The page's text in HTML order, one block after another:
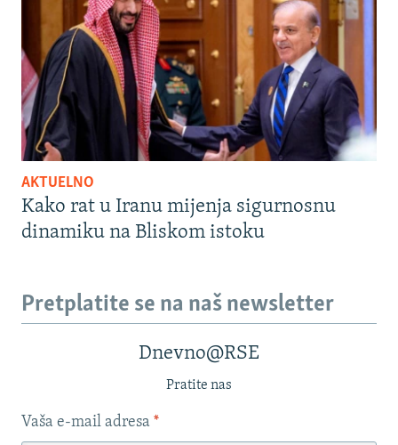
AKTUELNO
Kako rat u Iranu mijenja sigurnosnu
dinamiku na Bliskom istoku
Pretplatite se na naš newsletter
Dnevno@RSE
Pratite nas
Vaša e-mail adresa *